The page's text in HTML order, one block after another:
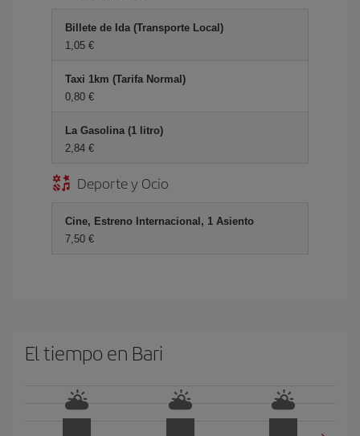
Billete de Ida (Transporte Local)
1,05 €
Taxi 1km (Tarifa Normal)
0,80 €
La Gasolina (1 litro)
2,84 €
Deporte y Ocio
Cine, Estreno Internacional, 1 Asiento
7,50 €
El tiempo en Bari